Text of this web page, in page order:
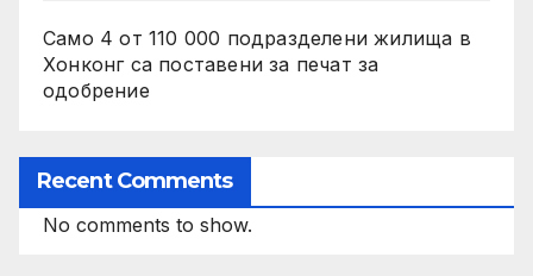
Само 4 от 110 000 подразделени жилища в
Хонконг са поставени за печат за
одобрение
Recent Comments
No comments to show.